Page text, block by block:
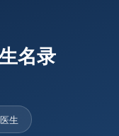
名录
生